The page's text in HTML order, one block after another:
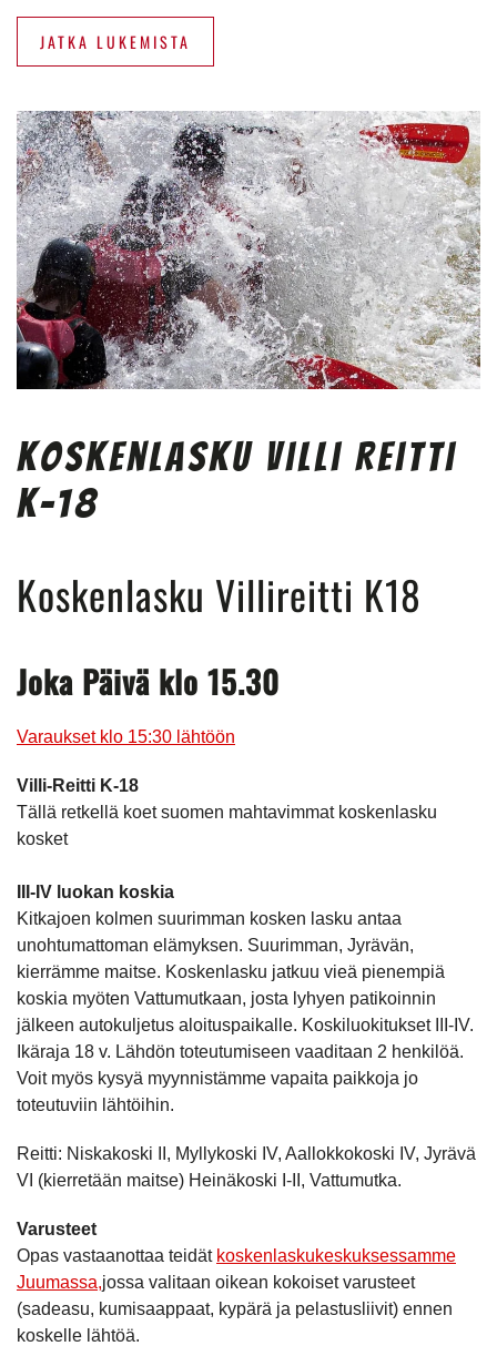
JATKA LUKEMISTA
Koskenlasku Villi Reitti
K-18
Koskenlasku Villireitti K18
Joka Päivä klo 15.30
Varaukset klo 15:30 lähtöön
Villi-Reitti K-18
Tällä retkellä koet suomen mahtavimmat koskenlasku
kosket
III-IV luokan koskia
Kitkajoen kolmen suurimman kosken lasku antaa
unohtumattoman elämyksen. Suurimman, Jyrävän,
kierrämme maitse. Koskenlasku jatkuu vieä pienempiä
koskia myöten Vattumutkaan, josta lyhyen patikoinnin
jälkeen autokuljetus aloituspaikalle. Koskiluokitukset III-IV.
Ikäraja 18 v. Lähdön toteutumiseen vaaditaan 2 henkilöä.
Voit myös kysyä myynnistämme vapaita paikkoja jo
toteutuviin lähtöihin.
Reitti: Niskakoski II, Myllykoski IV, Aallokkokoski IV, Jyrävä
VI (kierretään maitse) Heinäkoski I-II, Vattumutka.
Varusteet
Opas vastaanottaa teidät koskenlaskukeskuksessamme
Juumassa,jossa valitaan oikean kokoiset varusteet
(sadeasu, kumisaappaat, kypärä ja pelastusliivit) ennen
koskelle lähtöä.